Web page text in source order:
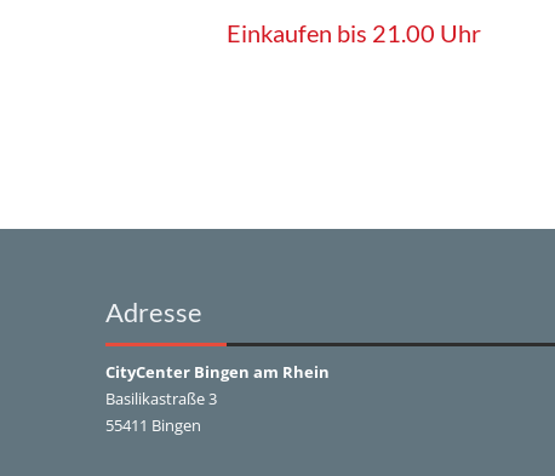
Einkaufen bis 21.00 Uhr
Adresse
CityCenter Bingen am Rhein
Basilikastraße 3
55411 Bingen